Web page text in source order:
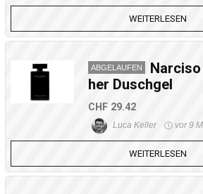
WEITERLESEN
ABGELAUFEN
her Duschgel
CHF 29.42
Luca Keller vor 9
WEITERLESEN